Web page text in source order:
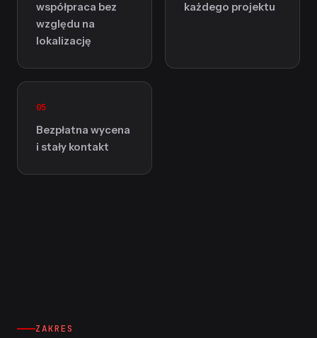
współpraca bez
względu na
lokalizację
każdego projektu
05
Bezpłatna wycena
i stały kontakt
ZAKRES